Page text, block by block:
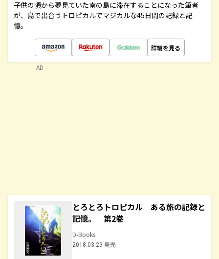
子供の頃から夢見ていた南の島に滞在することになった筆者
が、島で出合うトロピカルでマジカルな45日間の記録と記
憶。
詳細を見る
とろとろトロピカル ある旅の記録と
記憶。 第2巻
D-Books
2018.03.29 発売
AD